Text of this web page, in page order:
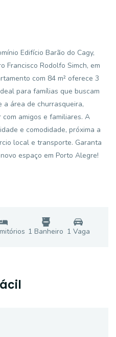
Edifício Barão do Cagy,
Francisco Rodolfo Simch, em
com 84 m² oferece 3
para famílias que buscam
área de churrasqueira,
amigos e familiares. A
e comodidade, próxima a
local e transporte. Garanta
espaço em Porto Alegre!
s 1 Banheiro 1 Vaga